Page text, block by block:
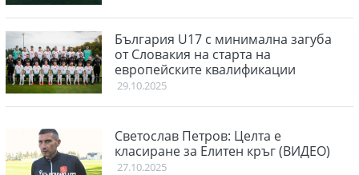
България U17 с минимална загуба
от Словакия на старта на
европейските квалификации
29.10.2025
Светослав Петров: Целта е
класиране за Елитен кръг (ВИДЕО)
27.10.2025